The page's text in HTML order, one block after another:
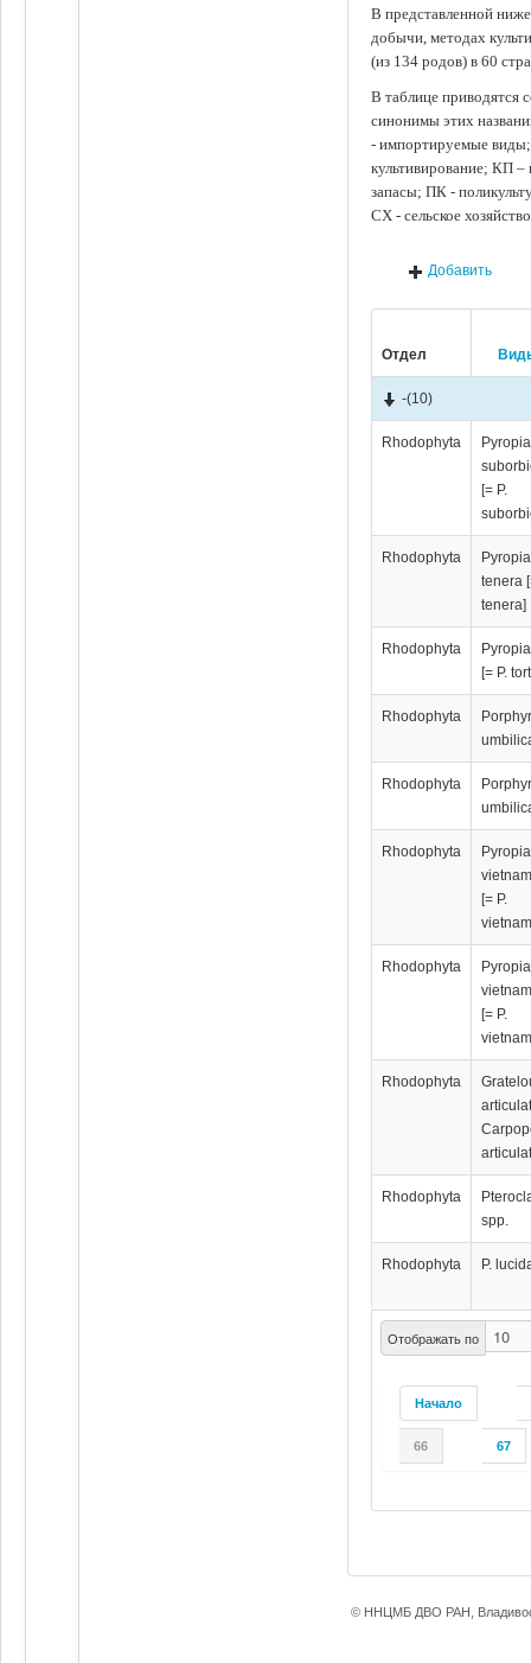
В представленной
добычи, методах
(из 134 родов) в 60
В таблице приводятся
синонимы этих
- импортируемые
культивирование; КП
запасы; ПК -
СХ - сельское
Добавить
Отдел
Отображать по
Начало
66 67
-(10)
Rhodophyta
Pyropia
[= P.
Rhodophyta
Pyropia
tenera
tenera]
Rhodophyta
[= P.
Rhodophyta
Rhodophyta
Rhodophyta
Pyropia
[= P.
Rhodophyta
Pyropia
[= P.
Rhodophyta
Rhodophyta
spp.
Rhodophyta P.
© ННЦМБ ДВО РАН,